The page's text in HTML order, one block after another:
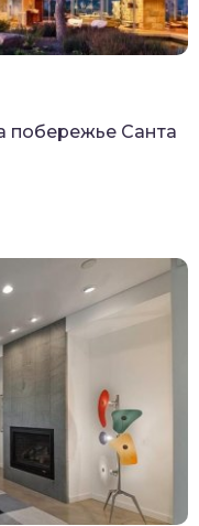
побережье Санта